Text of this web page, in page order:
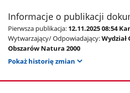
Informacje o publikacji
Pierwsza publikacja: 12.11.2025 08:54
Wytwarzający/ Odpowiadający:Wydział
Obszarów Natura 2000
Pokaż historię zmian